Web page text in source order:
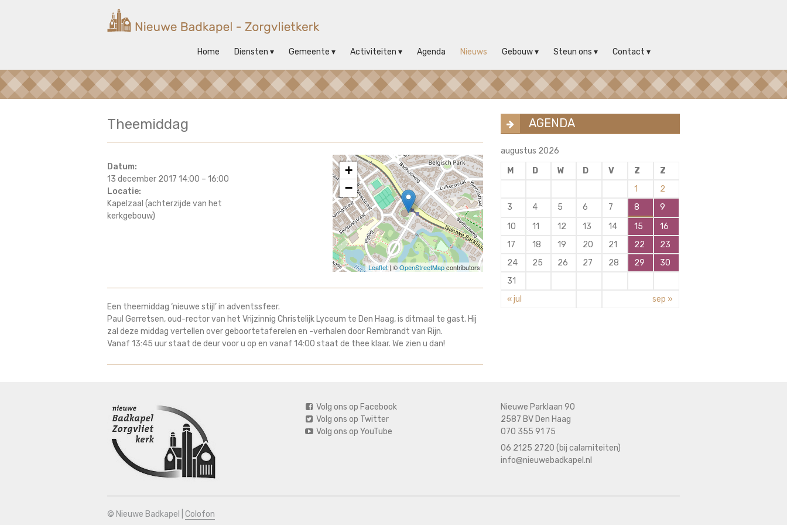
Nieuwe
Kerk
op
Home Diensten Gemeente Activiteiten Agenda Nieuws Gebouw Steun ons Contact
Theemiddag
Datum:
13 december 2017 14:00 – 16:00
Locatie:
Kapelzaal (achterzijde van het
kerkgebouw)
+
−
Leaflet| ©OpenStreetMapcontributors
Een theemiddag ‘nieuwe stijl’ in adventssfeer.
Paul Gerretsen, oud-rector van het Vrijzinnig Christelijk Lyceum te Den Haag, is ditmaal te gast. Hij
zal deze middag vertellen over geboortetaferelen en -verhalen door Rembrandt van Rijn.
Vanaf 13:45 uur staat de deur voor u op en vanaf 14:00 staat de thee klaar. We zien u dan!
AGENDA
augustus 2026
M
D W D V Z
Z
1
2
3
4 5 6 7 8
9
10
11 12 13 14 15
16
17
18 19 20 21 22
23
24
25 26 27 28 29
30
31
« jul
sep »
Volg ons op Facebook
Volg ons op Twitter
Volg ons op YouTube
Nieuwe Parklaan 90
2587 BV Den Haag
070 355 91 75
06 2125 2720 (bij calamiteiten)
info@nieuwebadkapel.nl
© Nieuwe Badkapel | Colofon